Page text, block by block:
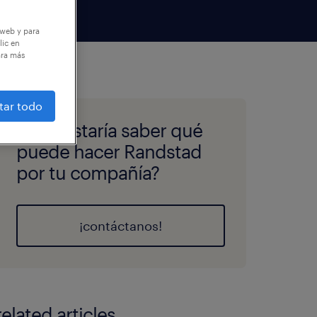
¿Te gustaría saber qué
puede hacer Randstad
por tu compañía?
¡contáctanos!
y para
en
más
todo